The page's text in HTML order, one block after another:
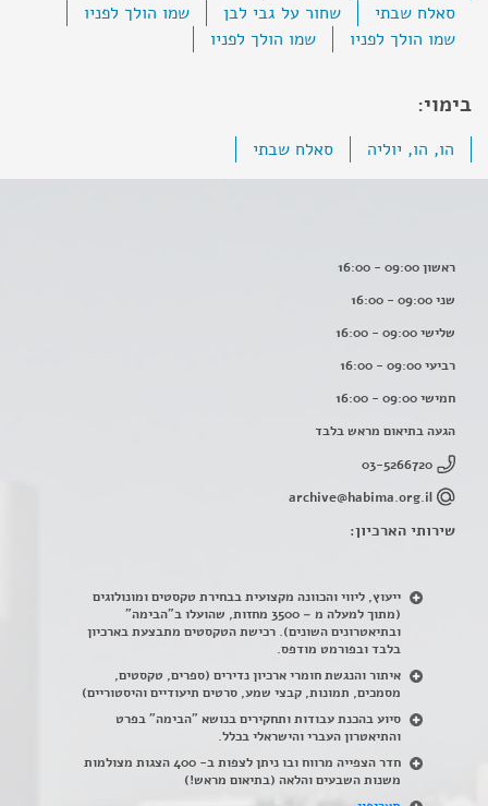
סאלח שבתי
שחור על גבי לבן
שמו הולך לפניו
שמו הולך לפניו
שמו הולך לפניו
בימוי:
הו, הו, יוליה סאלח שבתי
ראשון 09:00 - 16:00
שני 09:00 - 16:00
שלישי 09:00 - 16:00
רביעי 09:00 - 16:00
חמישי 09:00 - 16:00
הגעה בתיאום מראש בלבד
03-5266720
archive@habima.org.il
שירותי הארכיון:
ייעוץ, ליווי והכוונה מקצועית בבחירת טקסטים ומונולוגים
(מתוך למעלה מ – 3500 מחזות, שהועלו ב"הבימה"
ובתיאטרונים השונים). רכישת הטקסטים מתבצעת בארכיון
בלבד ובפורמט מודפס.
איתור והנגשת חומרי ארכיון נדירים (ספרים, טקסטים,
מסמכים, תמונות, קבצי שמע, סרטים תיעודיים והיסטוריים)
סיוע בהכנת עבודות ותחקירים בנושא "הבימה" בפרט
והתיאטרון העברי והישראלי בכלל.
חדר הצפייה מרווח ובו ניתן לצפות ב- 400 הצגות מצולמות
משנות השבעים והלאה (בתיאום מראש!)